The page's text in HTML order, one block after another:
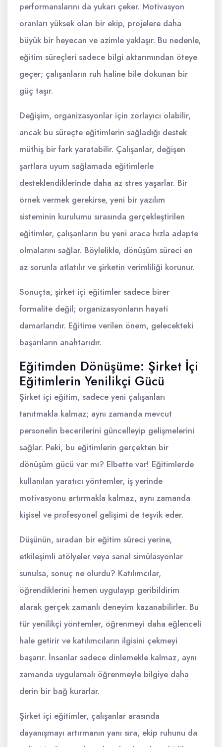
performanslarını da yukarı çeker. Motivasyon
oranları yüksek olan bir ekip, projelere daha
büyük bir heyecan ve azimle yaklaşır. Bu nedenle,
eğitim süreçleri sadece bilgi aktarımından öteye
geçer; çalışanların ruh haline bile dokunan bir
güç taşır.
Değişim, organizasyonlar için zorlayıcı olabilir,
ancak bu süreçte eğitimlerin sağladığı destek
müthiş bir fark yaratabilir. Çalışanlar, değişen
şartlara uyum sağlamada eğitimlerle
desteklendiklerinde daha az stres yaşarlar. Bir
örnek vermek gerekirse, yeni bir yazılım
sisteminin kurulumu sırasında gerçekleştirilen
eğitimler, çalışanların bu yeni araca hızla adapte
olmalarını sağlar. Böylelikle, dönüşüm süreci en
az sorunla atlatılır ve şirketin verimliliği korunur.
Sonuçta, şirket içi eğitimler sadece birer
formalite değil; organizasyonların hayati
damarlarıdır. Eğitime verilen önem, gelecekteki
başarıların anahtarıdır.
Eğitimden Dönüşüme: Şirket İçi
Eğitimlerin Yenilikçi Gücü
Şirket içi eğitim, sadece yeni çalışanları
tanıtmakla kalmaz; aynı zamanda mevcut
personelin becerilerini güncelleyip gelişmelerini
sağlar. Peki, bu eğitimlerin gerçekten bir
dönüşüm gücü var mı? Elbette var! Eğitimlerde
kullanılan yaratıcı yöntemler, iş yerinde
motivasyonu artırmakla kalmaz, aynı zamanda
kişisel ve profesyonel gelişimi de teşvik eder.
Düşünün, sıradan bir eğitim süreci yerine,
etkileşimli atölyeler veya sanal simülasyonlar
sunulsa, sonuç ne olurdu? Katılımcılar,
öğrendiklerini hemen uygulayıp geribildirim
alarak gerçek zamanlı deneyim kazanabilirler. Bu
tür yenilikçi yöntemler, öğrenmeyi daha eğlenceli
hale getirir ve katılımcıların ilgisini çekmeyi
başarır. İnsanlar sadece dinlemekle kalmaz, aynı
zamanda uygulamalı öğrenmeyle bilgiye daha
derin bir bağ kurarlar.
Şirket içi eğitimler, çalışanlar arasında
dayanışmayı artırmanın yanı sıra, ekip ruhunu da